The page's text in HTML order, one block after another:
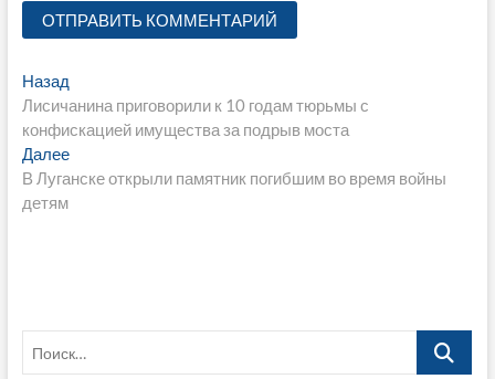
Навигация
по
записям
НазадПредыдущая
запись:
Лисичанина приговорили к 10 годам тюрьмы с
конфискацией имущества за подрыв моста
ДалееСледующая
запись:
В Луганске открыли памятник погибшим во время войны
детям
Поиск…